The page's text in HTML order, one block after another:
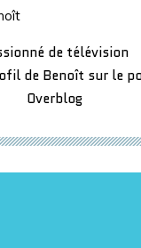
de télévision
de Benoît sur le
Overblog